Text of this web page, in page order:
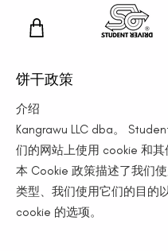
饼干政策
介绍
Kangrawu LLC dba。
们的网站上使用 cookie 和其
本 Cookie 政策描述了我们
类型、我们使用它们的目的
cookie 的选项。